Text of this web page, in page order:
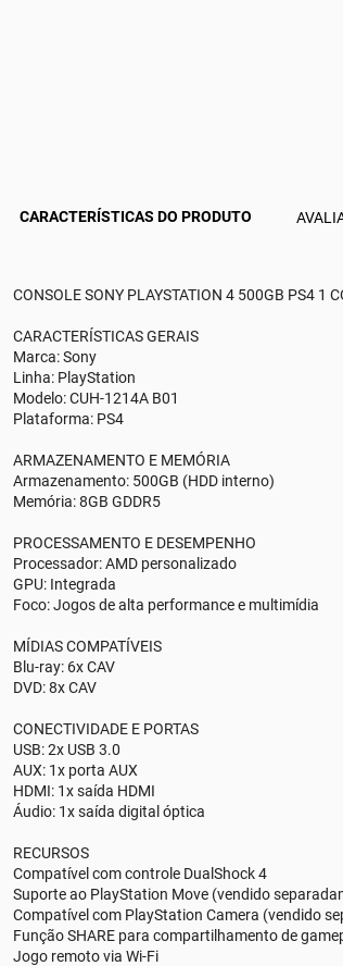
CARACTERÍSTICAS DO PRODUTO
CONSOLE SONY PLAYSTATION 4 500GB PS4 1
CARACTERÍSTICAS GERAIS
Marca: Sony
Linha: PlayStation
Modelo: CUH-1214A B01
Plataforma: PS4
ARMAZENAMENTO E MEMÓRIA
Armazenamento: 500GB (HDD interno)
Memória: 8GB GDDR5
PROCESSAMENTO E DESEMPENHO
Processador: AMD personalizado
GPU: Integrada
Foco: Jogos de alta performance e multimídia
MÍDIAS COMPATÍVEIS
Blu-ray: 6x CAV
DVD: 8x CAV
CONECTIVIDADE E PORTAS
USB: 2x USB 3.0
AUX: 1x porta AUX
HDMI: 1x saída HDMI
Áudio: 1x saída digital óptica
RECURSOS
Compatível com controle DualShock 4
Suporte ao PlayStation Move (vendido
Compatível com PlayStation Camera (vendido
Função SHARE para compartilhamento de
Jogo remoto via Wi-Fi